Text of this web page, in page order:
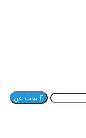
بحث عن